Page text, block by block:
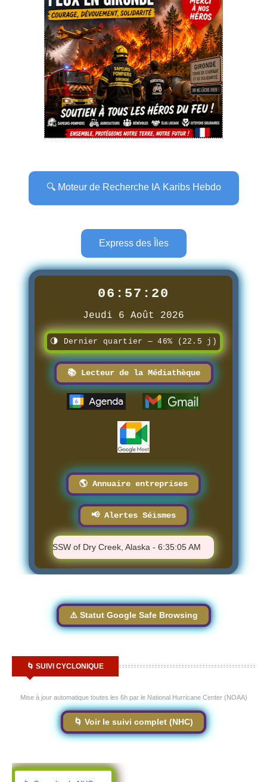
🔍 Moteur de Recherche IA Karibs Hebdo
Express des Îles
06:57:21
Jeudi 6 Août 2026
🌗 Dernier quartier — 46% (22.5 j)
📚 Lecteur de la Médiathèque
🌎 Annuaire entreprises
📢 Alertes Séismes
- 33 km SSW of Dry Creek, Alaska - 6:35:05 AM
⚠️ Statut Google Safe Browsing
🌀 SUIVI CYCLONIQUE
Mise à jour automatique toutes les 6h par le National Hurricane Center (NOAA)
🌀 Voir le suivi complet (NHC)